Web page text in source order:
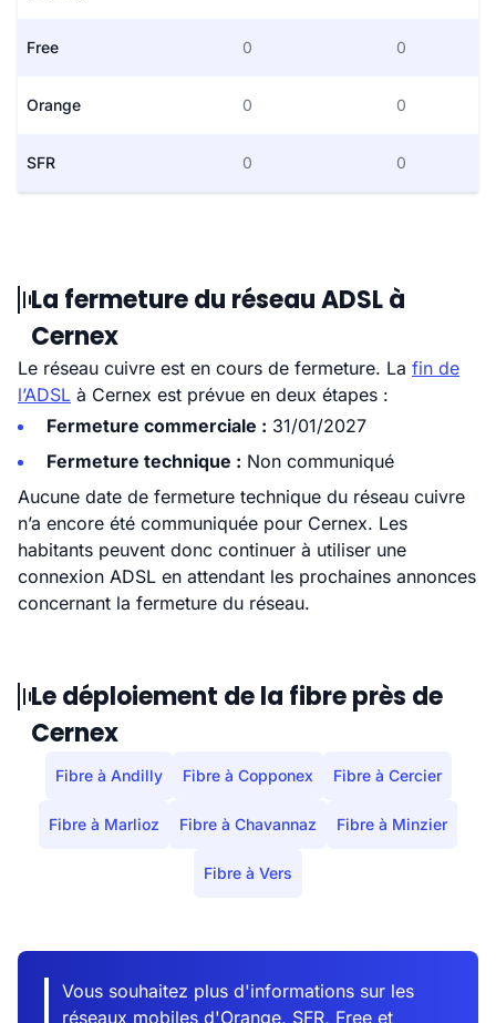
Free 0 0
Orange 0 0
SFR 0 0
La fermeture du réseau ADSL à
Cernex
Le réseau cuivre est en cours de fermeture. La fin de
l’ADSL à Cernex est prévue en deux étapes :
Fermeture commerciale : 31/01/2027
Fermeture technique : Non communiqué
Aucune date de fermeture technique du réseau cuivre
n’a encore été communiquée pour Cernex. Les
habitants peuvent donc continuer à utiliser une
connexion ADSL en attendant les prochaines annonces
concernant la fermeture du réseau.
Le déploiement de la fibre près de
Cernex
Fibre à Andilly Fibre à Copponex Fibre à Cercier
Fibre à Marlioz Fibre à Chavannaz Fibre à Minzier
Fibre à Vers
Vous souhaitez plus d'informations sur les
réseaux mobiles d'Orange, SFR, Free et